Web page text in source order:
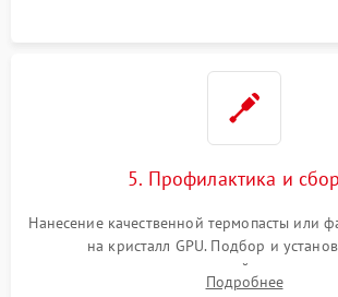
5. Профилактика и
Нанесение качественной термопасты или
на кристалл GPU. Подбор и
термопрокладок правильной толщины на
питания. Монтаж радиатора и бэкплейта,
Подробнее